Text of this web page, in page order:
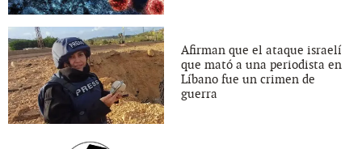
Afirman que el ataque israelí
que mató a una periodista en
Líbano fue un crimen de
guerra